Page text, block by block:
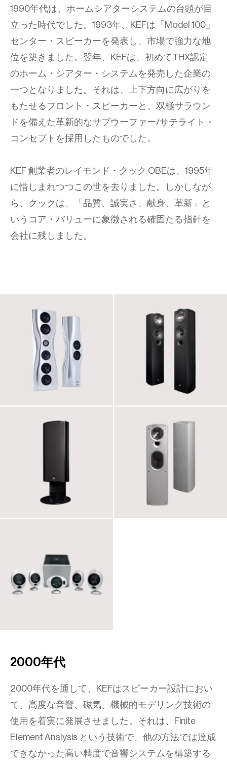
1990年代は、ホームシアターシステムの台頭が目
立った時代でした。1993年、KEFは「Model 100」
センター・スピーカーを発表し、市場で強力な地
位を築きました。翌年、KEFは、初めてTHX認定
のホーム・シアター・システムを発売した企業の
一つとなりました。それは、上下方向に広がりを
もたせるフロント・スピーカーと、双極サラウン
ドを備えた革新的なサブウーファー/サテライト・
コンセプトを採用したものでした。
KEF 創業者のレイモンド・クック OBEは、1995年
に惜しまれつつこの世を去りました。しかしなが
ら、クックは、「品質、誠実さ、献身、革新」と
いうコア・バリューに象徴される確固たる指針を
会社に残しました。
2000年代
2000年代を通して、KEFはスピーカー設計におい
て、高度な音響、磁気、機械的モデリング技術の
使用を着実に発展させました。それは、Finite
Element Analysis という技術で、他の方法では達成
できなかった高い精度で音響システムを構築する